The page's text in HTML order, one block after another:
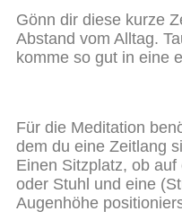
Gönn dir diese kurze
Abstand vom Alltag.
komme so gut in eine
Für die Meditation
dem du eine Zeitlang
Einen Sitzplatz, ob
oder Stuhl und eine
Augenhöhe